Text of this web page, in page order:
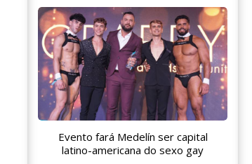
Evento fará Medelín ser capital
latino-americana do sexo gay